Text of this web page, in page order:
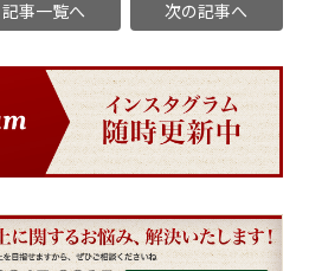
記事一覧へ 次の記事へ